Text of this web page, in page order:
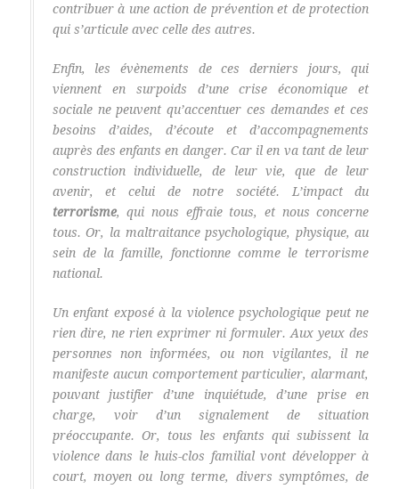
contribuer à une action de prévention et de protection
qui s’articule avec celle des autres.
Enfin, les évènements de ces derniers jours, qui
viennent en surpoids d’une crise économique et
sociale ne peuvent qu’accentuer ces demandes et ces
besoins d’aides, d’écoute et d’accompagnements
auprès des enfants en danger. Car il en va tant de leur
construction individuelle, de leur vie, que de leur
avenir, et celui de notre société. L’impact du
terrorisme, qui nous effraie tous, et nous concerne
tous. Or, la maltraitance psychologique, physique, au
sein de la famille, fonctionne comme le terrorisme
national.
Un enfant exposé à la violence psychologique peut ne
rien dire, ne rien exprimer ni formuler. Aux yeux des
personnes non informées, ou non vigilantes, il ne
manifeste aucun comportement particulier, alarmant,
pouvant justifier d’une inquiétude, d’une prise en
charge, voir d’un signalement de situation
préoccupante. Or, tous les enfants qui subissent la
violence dans le huis-clos familial vont développer à
court, moyen ou long terme, divers symptômes, de